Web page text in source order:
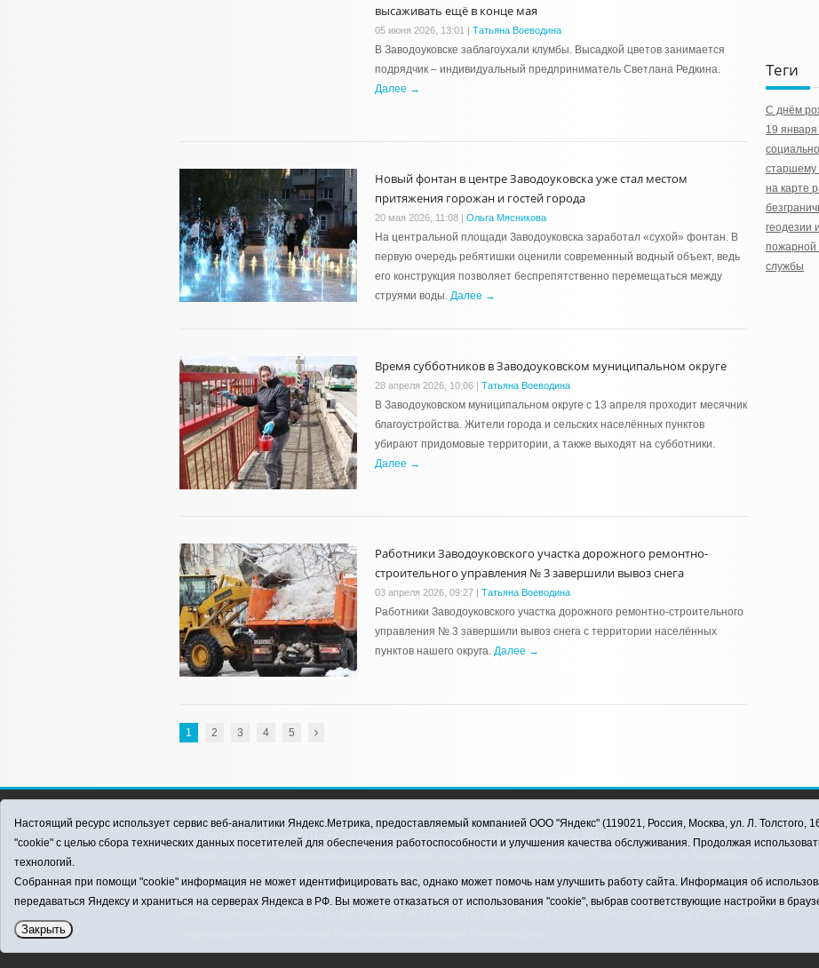
высаживать ещё в конце мая
05 июня 2026, 13:01 | Татьяна Воеводина
В Заводоуковске заблагоухали клумбы. Высадкой цветов занимается
подрядчик – индивидуальный предприниматель Светлана Редкина.
Далее →
Новый фонтан в центре Заводоуковска уже стал местом
притяжения горожан и гостей города
20 мая 2026, 11:08 | Ольга Мясникова
На центральной площади Заводоуковска заработал «сухой» фонтан. В
первую очередь ребятишки оценили современный водный объект, ведь
его конструкция позволяет беспрепятственно перемещаться между
струями воды. Далее →
Время субботников в Заводоуковском муниципальном округе
28 апреля 2026, 10:06 | Татьяна Воеводина
В Заводоуковском муниципальном округе с 13 апреля проходит месячник
благоустройства. Жители города и сельских населённых пунктов
убирают придомовые территории, а также выходят на субботники.
Далее →
Работники Заводоуковского участка дорожного ремонтно-
строительного управления № 3 завершили вывоз снега
03 апреля 2026, 09:27 | Татьяна Воеводина
Работники Заводоуковского участка дорожного ремонтно-строительного
управления № 3 завершили вывоз снега с территории населённых
пунктов нашего округа. Далее →
1 2 3 4 5
Теги
С днём
19
старшему
на карте
геодезии
пожарной
службы
ЗАВОДОУКОВСК online / Новости Заводоуковского муниципального округа, 2026
E-mail:
Тел.: 8 (34542) 2-10-33
Политика оператора
Настоящий ресурс использует сервис веб-аналитики Яндекс.Метрика, предоставляемый компанией ООО "Яндекс" (119021, Россия, Москва, ул. Л.
"cookie" с целью сбора технических данных посетителей для обеспечения работоспособности и улучшения качества обслуживания. Продолжая
технологий.
Собранная при помощи "cookie" информация не может идентифицировать вас, однако может помочь нам улучшить работу сайта. Информация об
передаваться Яндексу и храниться на серверах Яндекса в РФ. Вы можете отказаться от использования "cookie", выбрав соответствующие настройки в
Закрыть